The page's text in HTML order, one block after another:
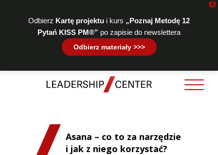
X
Odbierz Kartę projektu i kurs „Poznaj Metodę 12
Pytań KISS PM®” po zapisie do newslettera
Odbierz materiały >>>
Asana – co to za narzędzie
i jak z niego korzystać?